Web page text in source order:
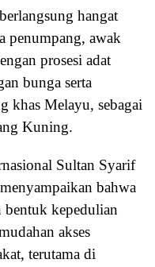
hangat
penumpang, awak
prosesi adat
bunga serta
khas Melayu, sebagai
Kuning.
Sultan Syarif
bahwa
bentuk kepedulian
akses
terutama di